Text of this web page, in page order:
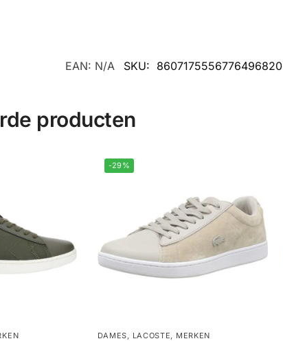
EAN: N/A SKU: 8607175556776496820
producten
-29%
DAMES LACOSTE MERKEN